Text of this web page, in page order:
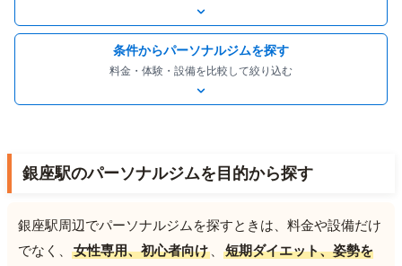
条件からパーソナルジムを探す
料金・体験・設備を比較して絞り込む
銀座駅のパーソナルジムを目的から探す
銀座駅周辺でパーソナルジムを探すときは、料金や設備だけ
でなく、
女性専用、初心者向け 、
短期ダイエット、姿勢を